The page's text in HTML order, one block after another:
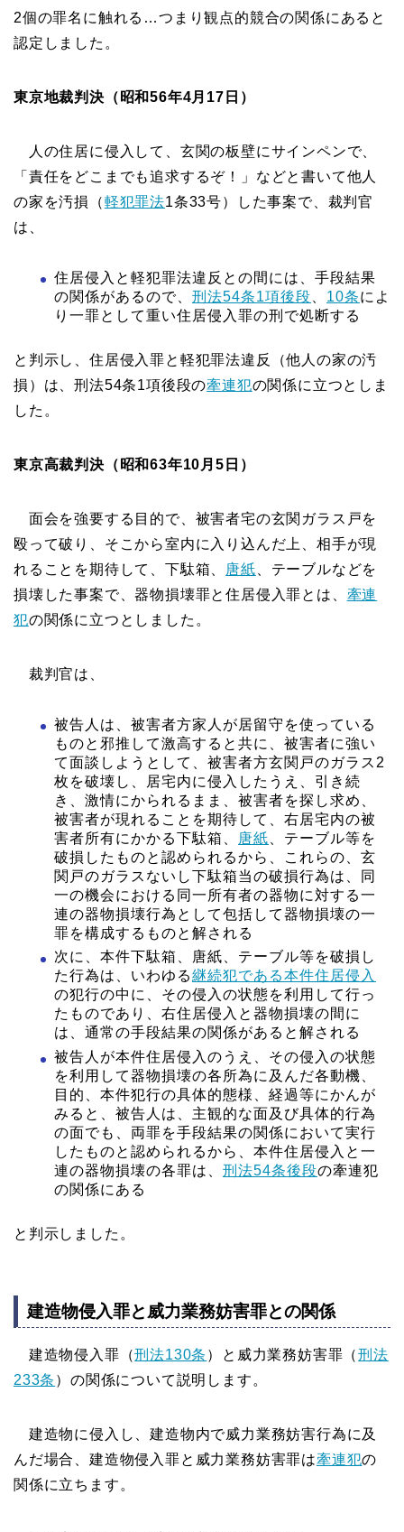
2個の罪名に触れる…つまり観点的競合の関係にあると
認定しました。
東京地裁判決（昭和56年4月17日）
人の住居に侵入して、玄関の板壁にサインペンで、
「責任をどこまでも追求するぞ！」などと書いて他人
の家を汚損（軽犯罪法1条33号）した事案で、裁判官
は、
住居侵入と軽犯罪法違反との間には、手段結果
の関係があるので、 刑法54条1項後段 10条によ
り一罪として重い住居侵入罪の刑で処断する
と判示し、住居侵入罪と軽犯罪法違反（他人の家の汚
損）は、刑法54条1項後段の牽連犯の関係に立つとしま
した。
東京高裁判決（昭和63年10月5日）
面会を強要する目的で、被害者宅の玄関ガラス戸を
殴って破り、そこから室内に入り込んだ上、相手が現
れることを期待して、下駄箱、
唐紙 、テーブルなどを
損壊した事案で、器物損壊罪と住居侵入罪とは、 牽連
犯の関係に立つとしました。
裁判官は、
被告人は、被害者方家人が居留守を使っている
ものと邪推して激高すると共に、被害者に強い
て面談しようとして、被害者方玄関戸のガラス2
枚を破壊し、居宅内に侵入したうえ、引き続
き、激情にかられるまま、被害者を探し求め、
被害者が現れることを期待して、右居宅内の被
害者所有にかかる下駄箱、
唐紙 、テーブル等を
破損したものと認められるから、これらの、玄
関戸のガラスないし下駄箱当の破損行為は、同
一の機会における同一所有者の器物に対する一
連の器物損壊行為として包括して器物損壊の一
罪を構成するものと解される
次に、本件下駄箱、唐紙、テーブル等を破損し
た行為は、いわゆる継続犯である本件住居侵入
の犯行の中に、その侵入の状態を利用して行っ
たものであり、右住居侵入と器物損壊の間に
は、通常の手段結果の関係があると解される
被告人が本件住居侵入のうえ、その侵入の状態
を利用して器物損壊の各所為に及んだ各動機、
目的、本件犯行の具体的態様、経過等にかんが
みると、被告人は、主観的な面及び具体的行為
の面でも、両罪を手段結果の関係において実行
したものと認められるから、本件住居侵入と一
連の器物損壊の各罪は、 刑法54条後段の牽連犯
の関係にある
と判示しました。
建造物侵入罪と威力業務妨害罪との関係
建造物侵入罪（刑法130条 ）と威力業務妨害罪（刑法
233条 ）の関係について説明します。
建造物に侵入し、建造物内で威力業務妨害行為に及
んだ場合、建造物侵入罪と威力業務妨害罪は牽連犯の
関係に立ちます。